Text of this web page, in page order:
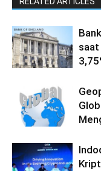
saat